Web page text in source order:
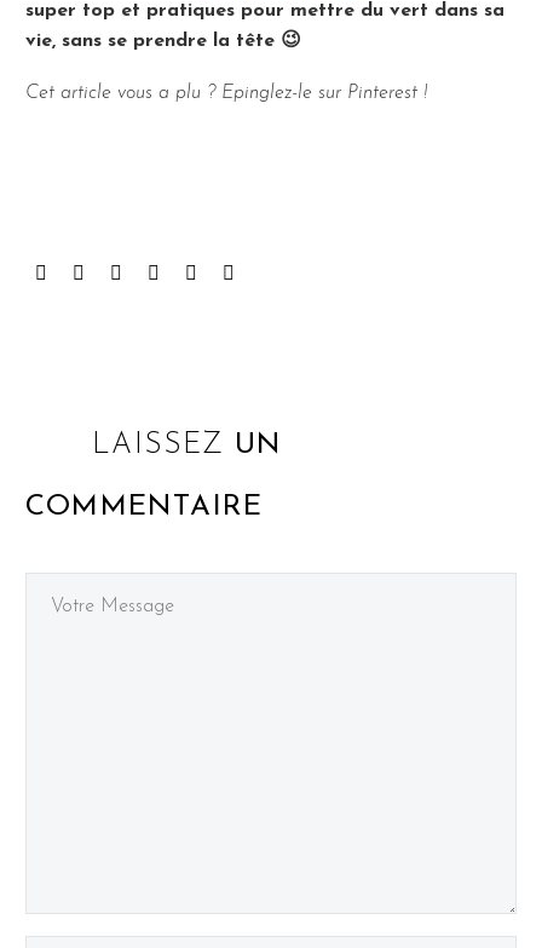
super top et pratiques pour mettre du vert dans sa
vie, sans se prendre la tête 😉
Cet article vous a plu ? Epinglez-le sur Pinterest !
LAISSEZ UN
COMMENTAIRE